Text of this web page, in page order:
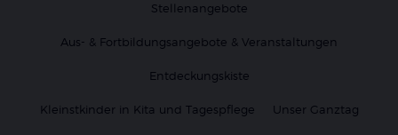
Stellenangebote
Aus- & Fortbildungsangebote & Veranstaltungen
Entdeckungskiste
Kleinstkinder in Kita und Tagespflege Unser Ganztag